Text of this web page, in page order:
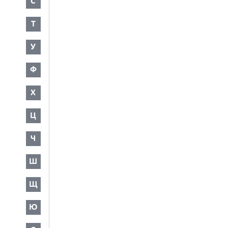
Т
У
Ф
Х
Ц
Ч
Ш
Щ
Ю